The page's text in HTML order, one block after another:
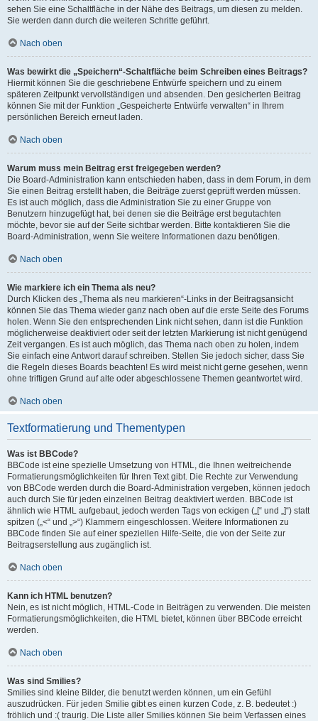
sehen Sie eine Schaltfläche in der Nähe des Beitrags, um diesen zu melden.
Sie werden dann durch die weiteren Schritte geführt.
Nach oben
Was bewirkt die „Speichern“-Schaltfläche beim Schreiben eines Beitrags?
Hiermit können Sie die geschriebene Entwürfe speichern und zu einem
späteren Zeitpunkt vervollständigen und absenden. Den gesicherten Beitrag
können Sie mit der Funktion „Gespeicherte Entwürfe verwalten“ in Ihrem
persönlichen Bereich erneut laden.
Nach oben
Warum muss mein Beitrag erst freigegeben werden?
Die Board-Administration kann entschieden haben, dass in dem Forum, in dem
Sie einen Beitrag erstellt haben, die Beiträge zuerst geprüft werden müssen.
Es ist auch möglich, dass die Administration Sie zu einer Gruppe von
Benutzern hinzugefügt hat, bei denen sie die Beiträge erst begutachten
möchte, bevor sie auf der Seite sichtbar werden. Bitte kontaktieren Sie die
Board-Administration, wenn Sie weitere Informationen dazu benötigen.
Nach oben
Wie markiere ich ein Thema als neu?
Durch Klicken des „Thema als neu markieren“-Links in der Beitragsansicht
können Sie das Thema wieder ganz nach oben auf die erste Seite des Forums
holen. Wenn Sie den entsprechenden Link nicht sehen, dann ist die Funktion
möglicherweise deaktiviert oder seit der letzten Markierung ist nicht genügend
Zeit vergangen. Es ist auch möglich, das Thema nach oben zu holen, indem
Sie einfach eine Antwort darauf schreiben. Stellen Sie jedoch sicher, dass Sie
die Regeln dieses Boards beachten! Es wird meist nicht gerne gesehen, wenn
ohne triftigen Grund auf alte oder abgeschlossene Themen geantwortet wird.
Nach oben
Textformatierung und Thementypen
Was ist BBCode?
BBCode ist eine spezielle Umsetzung von HTML, die Ihnen weitreichende
Formatierungsmöglichkeiten für Ihren Text gibt. Die Rechte zur Verwendung
von BBCode werden durch die Board-Administration vergeben, können jedoch
auch durch Sie für jeden einzelnen Beitrag deaktiviert werden. BBCode ist
ähnlich wie HTML aufgebaut, jedoch werden Tags von eckigen („[“ und „]“) statt
spitzen („<“ und „>“) Klammern eingeschlossen. Weitere Informationen zu
BBCode finden Sie auf einer speziellen Hilfe-Seite, die von der Seite zur
Beitragserstellung aus zugänglich ist.
Nach oben
Kann ich HTML benutzen?
Nein, es ist nicht möglich, HTML-Code in Beiträgen zu verwenden. Die meisten
Formatierungsmöglichkeiten, die HTML bietet, können über BBCode erreicht
werden.
Nach oben
Was sind Smilies?
Smilies sind kleine Bilder, die benutzt werden können, um ein Gefühl
auszudrücken. Für jeden Smilie gibt es einen kurzen Code, z. B. bedeutet :)
fröhlich und :( traurig. Die Liste aller Smilies können Sie beim Verfassen eines